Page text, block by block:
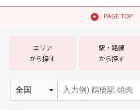
PAGE TOP
エリア
から探す
駅・路線
から探す